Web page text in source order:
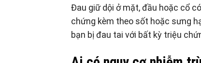
Đau giữ dội ở mặt, đầu hoặc cổ
chứng kèm theo sốt hoặc sưng
bạn bị đau tai với bất kỳ triệu